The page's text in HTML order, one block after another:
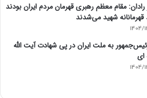
رادان: مقام معظم رهبری قهرمان مردم ایران بودند
قهرمانانه شهید می‌شدند
1404/
به ملت ایران در پی شهادت آیت الله
ای
1404/